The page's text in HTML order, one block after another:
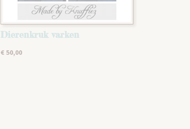
Dierenkruk varken
€ 50,00